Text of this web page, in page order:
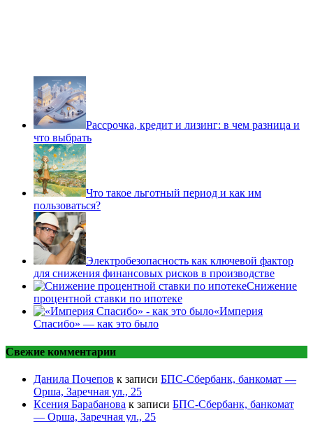
Рассрочка, кредит и лизинг: в чем разница и
что выбрать
Что такое льготный период и как им
пользоваться?
Электробезопасность как ключевой фактор
для снижения финансовых рисков в производстве
Снижение
процентной ставки по ипотеке
«Империя
Спасибо» — как это было
Свежие комментарии
Данила Почепов к записи БПС-Сбербанк, банкомат —
Орша, Заречная ул., 25
Ксения Барабанова к записи БПС-Сбербанк, банкомат
— Орша, Заречная ул., 25